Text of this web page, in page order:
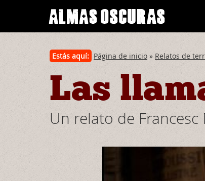
Estás aquí: Página de inicio » Relatos de
Las
Un relato de Francesc